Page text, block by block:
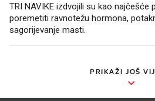
TRI NAVIKE izdvojili su kao najčešće
poremetiti ravnotežu hormona,
sagorijevanje masti.
PRIKAŽI JOŠ